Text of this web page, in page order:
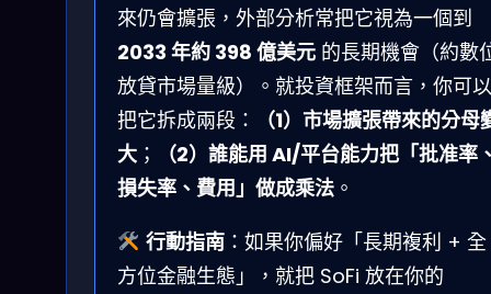
來仍會擴張，外部分析常把它視為一個到
2033 年約 398 億美元 的長期機會（約數
放貸市場量級）。就投資框架而言，你可以
把它拆成兩段：
（1）市場擴張帶來的分母
大 ；
（2）誰能用 AI/平台能力把「批准率
損失率、費用」做成乘法 。
行動指南：如果你偏好「長期複利 + 全
方位金融生態」，就把 SoFi 放在你的